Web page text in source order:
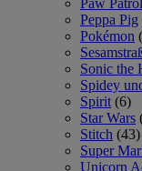
Peppa Pig
Pokémon
Sonic the
Spidey
Spirit (6)
Star Wars
Stitch (43)
Super
Unicorn